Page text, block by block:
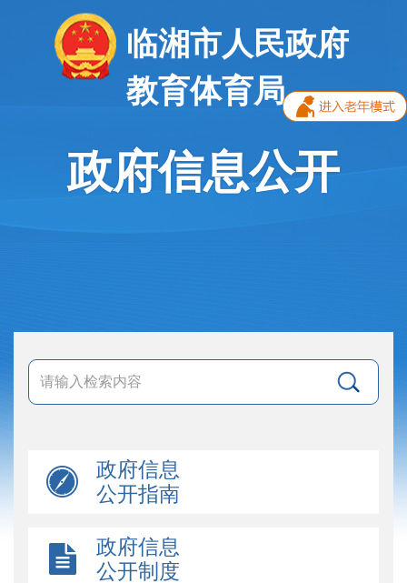
临湘市人民政府
教育体育局
政府信息公开
政府信息
公开指南
政府信息
公开制度